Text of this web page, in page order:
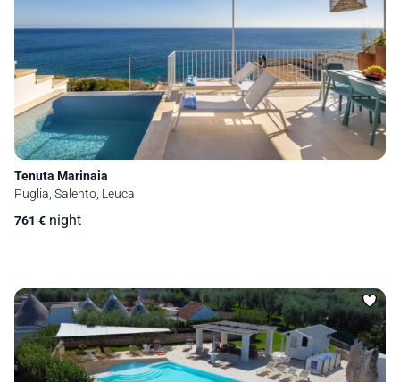
Tenuta Marinaia
Puglia, Salento, Leuca
761 € night